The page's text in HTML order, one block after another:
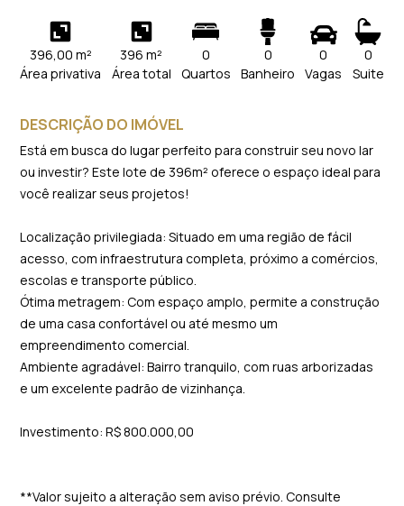
396,00 m²
Área privativa
396 m²
Área total
0
Quartos
0
Banheiro
0
Vagas
0
Suite
DESCRIÇÃO DO IMÓVEL
Está em busca do lugar perfeito para construir seu novo lar
ou investir? Este lote de 396m² oferece o espaço ideal para
você realizar seus projetos!
Localização privilegiada: Situado em uma região de fácil
acesso, com infraestrutura completa, próximo a comércios,
escolas e transporte público.
Ótima metragem: Com espaço amplo, permite a construção
de uma casa confortável ou até mesmo um
empreendimento comercial.
Ambiente agradável: Bairro tranquilo, com ruas arborizadas
e um excelente padrão de vizinhança.
Investimento: R$ 800.000,00
**Valor sujeito a alteração sem aviso prévio. Consulte